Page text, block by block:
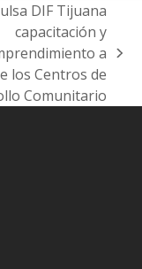
DIF Tijuana
capacitación y
a
los Centros de
Comunitario